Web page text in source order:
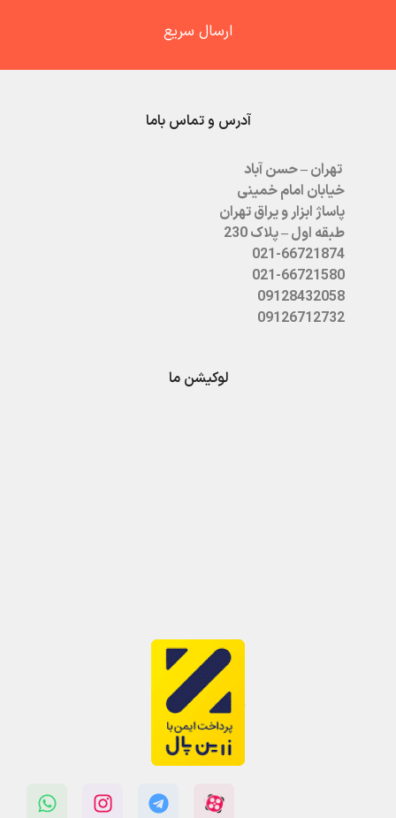
ارسال سریع
آدرس و تماس باما
تهران – حسن آباد
خیابان امام خمینی
پاساژ ابزار و یراق تهران
طبقه اول – پلاک 230
021-66721874
021-66721580
09128432058
09126712732
لوکیشن ما